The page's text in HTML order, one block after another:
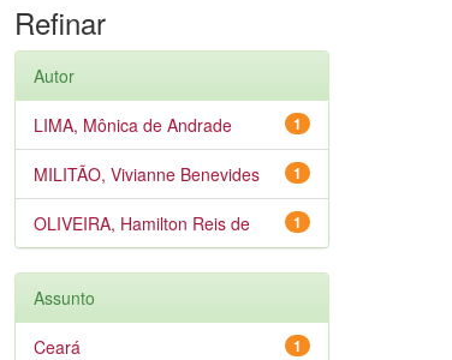
Refinar
Autor
1
LIMA, Mônica de Andrade
1
MILITÃO, Vivianne Benevides
1
OLIVEIRA, Hamilton Reis de
Assunto
1
Ceará